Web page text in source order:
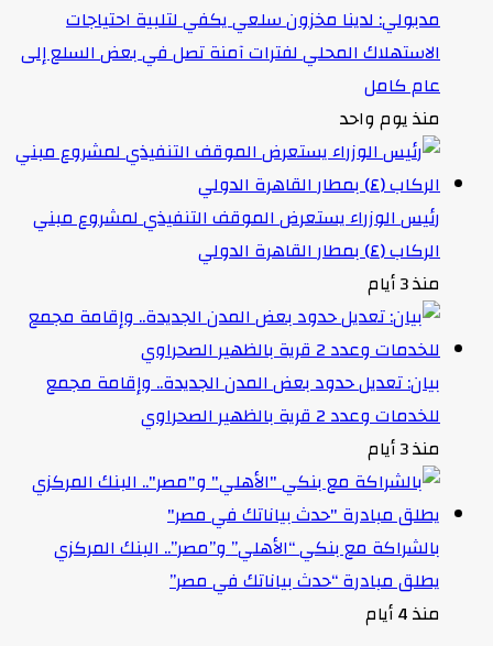
مدبولي: لدينا مخزون سلعي يكفي لتلبية احتياجات
الاستهلاك المحلي لفترات آمنة تصل في بعض السلع إلى
عام كامل
منذ يوم واحد
رئيس الوزراء يستعرض الموقف التنفيذي لمشروع مبني
الركاب (٤) بمطار القاهرة الدولي
منذ 3 أيام
بيان: تعديل حدود بعض المدن الجديدة.. وإقامة مجمع
للخدمات وعدد 2 قرية بالظهير الصحراوي
منذ 3 أيام
بالشراكة مع بنكي “الأهلي” و”مصر”.. البنك المركزي
يطلق مبادرة “حدث بياناتك في مصر”
منذ 4 أيام